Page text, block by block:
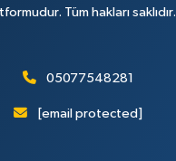
Tüm hakları saklıdır.
05077548281
[email protected]